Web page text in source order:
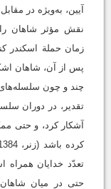
آیین، به‌ویژه در
نقش مؤثر شاهان را
زمان حملة اسکندر
پس از آن، شاهان
چند و چون
تقدیر، در دوران
آشکار کرد، و حتی
تعدّد خدایان همراه
حتی در میان